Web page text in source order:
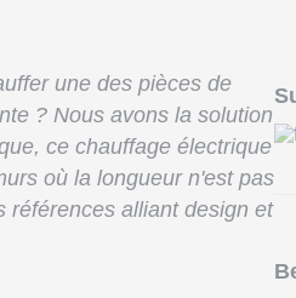
une des pièces de
? Nous avons la solution
ce chauffage électrique
où la longueur n'est pas
références alliant design et